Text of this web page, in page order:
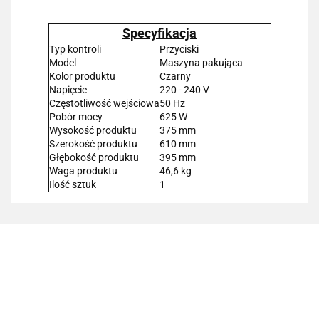
Specyfikacja
Typ kontroli
Przyciski
Model
Maszyna pakująca
Kolor produktu
Czarny
Napięcie
220 - 240 V
Częstotliwość wejściowa50 Hz
Pobór mocy
625 W
Wysokość produktu
375 mm
Szerokość produktu
610 mm
Głębokość produktu
395 mm
Waga produktu
46,6 kg
Ilość sztuk
1